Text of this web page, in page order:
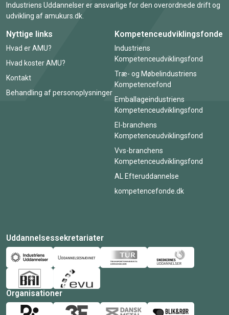
Industriens Uddannelser er ansvarlige for den overordnede drift og
udvikling af amukurs.dk.
Nyttige links
Hvad er AMU?
Hvad koster AMU?
Kontakt
Behandling af personoplysninger
Kompetenceudviklingsfonde
Industriens
Kompetenceudviklingsfond
Træ- og Møbelindustriens
Kompetencefond
Emballageindustriens
Kompetenceudviklingsfond
El-branchens
Kompetenceudviklingsfond
Vvs-branchens
Kompetenceudviklingsfond
AL Efteruddannelse
kompetencefonde.dk
Uddannelsessekretariater
Organisationer